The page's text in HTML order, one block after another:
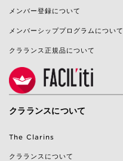
メンバー登録について
メンバーシッププログラムについて
クラランス正規品について
クラランスについて
The Clarins
クラランスについて